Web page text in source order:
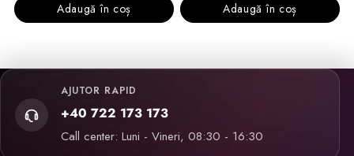
Adaugă în coș
Adaugă în coș
AJUTOR RAPID
+40 722 173 173
Call center: Luni - Vineri, 08:30 - 16:30